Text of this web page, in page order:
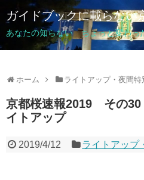
ガイドブックに載らない
あなたの知らない ちょっと変わっ
ホーム ライトアップ・夜間特
京都桜速報2019 その
イトアップ
2019/4/12 ライトアップ